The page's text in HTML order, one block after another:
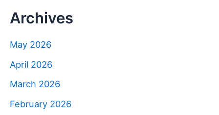
Archives
May 2026
April 2026
March 2026
February 2026